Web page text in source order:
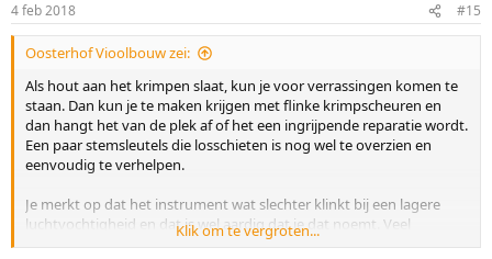
4 feb 2018 #15
Oosterhof Vioolbouw zei:
Als hout aan het krimpen slaat, kun je voor verrassingen komen te
staan. Dan kun je te maken krijgen met flinke krimpscheuren en
dan hangt het van de plek af of het een ingrijpende reparatie wordt.
Een paar stemsleutels die losschieten is nog wel te overzien en
eenvoudig te verhelpen.
Je merkt op dat het instrument wat slechter klinkt bij een lagere
luchtvochtigheid en dat is wel aardig dat je dat noemt. Veel
bouwers stemmen de bladen op elkaar af bij een normale RH en
Klik om te vergroten...